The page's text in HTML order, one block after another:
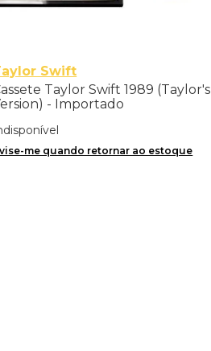
Swift
Taylor Swift 1989 (Taylor's
- Importado
me quando retornar ao estoque